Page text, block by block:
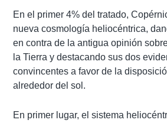
En el primer 4% del tratado,
nueva cosmología heliocéntrica,
en contra de la antigua opinión
la Tierra y destacando sus dos
convincentes a favor de la
alrededor del sol.
En primer lugar, el sistema